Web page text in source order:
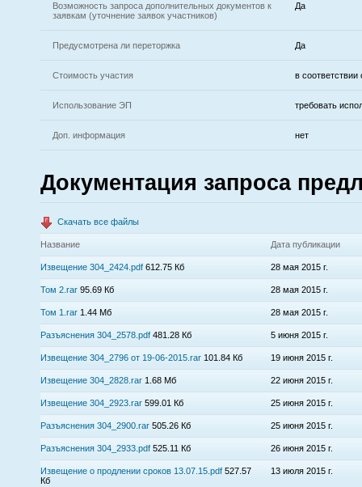
Возможность запроса дополнительных документов к
заявкам (уточнение заявок участников)
Да
Предусмотрена ли переторжка Да
Стоимость участия в
Использование ЭП требовать
Доп. информация нет
Документация запроса
Скачать все файлы
Название Дата публикации
Извещение 304_2424.pdf 612.75 Кб 28 мая 2015 г.
Том 2.rar 95.69 Кб 28 мая 2015 г.
Том 1.rar 1.44 Мб 28 мая 2015 г.
Разъяснения 304_2578.pdf 481.28 Кб 5 июня 2015 г.
Извещение 304_2796 от 19-06-2015.rar 101.84 Кб 19 июня 2015 г.
Извещение 304_2828.rar 1.68 Мб 22 июня 2015 г.
Извещение 304_2923.rar 599.01 Кб 25 июня 2015 г.
Разъяснения 304_2900.rar 505.26 Кб 25 июня 2015 г.
Разъяснения 304_2933.pdf 525.11 Кб 26 июня 2015 г.
Извещение о продлении сроков 13.07.15.pdf 527.57
Кб
13 июля 2015 г.